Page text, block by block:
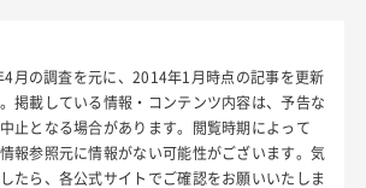
月の調査を元に、2014年1月時点の記事を更新
掲載している情報・コンテンツ内容は、予告な
止となる場合があります。 閲覧時期によって
報参照元に情報がない可能性がございます。気
たら、各公式サイトでご確認をお願いいたしま